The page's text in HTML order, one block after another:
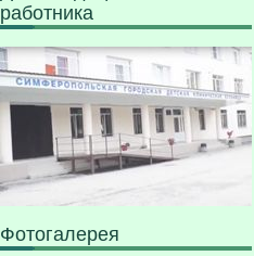
работника
Фотогалерея